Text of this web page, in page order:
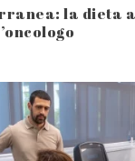
la dieta